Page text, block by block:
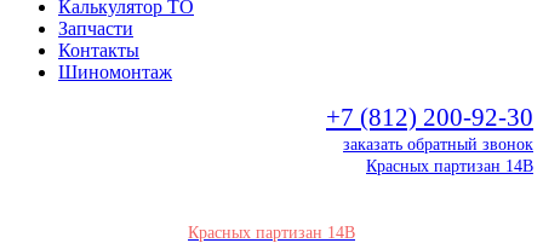
Калькулятор ТО
Запчасти
Контакты
Шиномонтаж
+7 (812) 200-92-30
заказать обратный звонок
Красных партизан 14В
Красных партизан 14В